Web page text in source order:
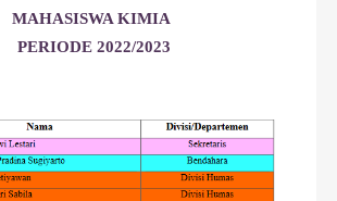
MAHASISWA KIMIA
PERIODE 2022/2023